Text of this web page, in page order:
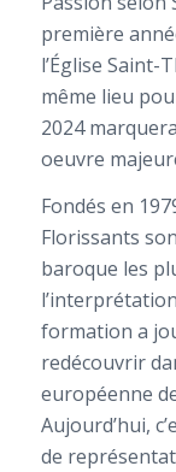
première
l’Église Saint-
même lieu
2024
oeuvre
Fondés en
Florissants
baroque les
formation a
redécouvrir
européenne
Aujourd’hui,
de